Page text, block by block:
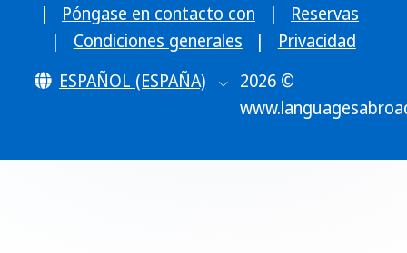
|
Póngase en contacto con |
Reservas
|
Condiciones generales |
Privacidad
ESPAÑOL (ESPAÑA)
2026 ©